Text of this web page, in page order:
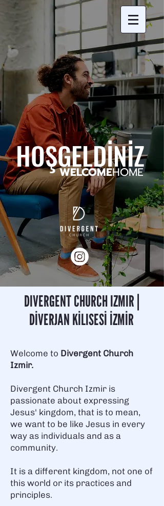
WELCOMEHOME
HOŞGELDİNİZ
DIVERGENT CHURCH IZMIR |
DİVERJAN KİLISESİ İZMİR
Welcome to Divergent Church
Izmir.
Divergent Church Izmir is
passionate about expressing
Jesus' kingdom, that is to mean,
we want to be like Jesus in every
way as individuals and as a
community.
It is a different kingdom, not one of
this world or its practices and
principles.